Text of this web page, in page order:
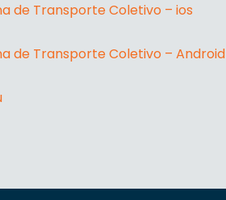
de Transporte Coletivo – ios
de Transporte Coletivo – Android